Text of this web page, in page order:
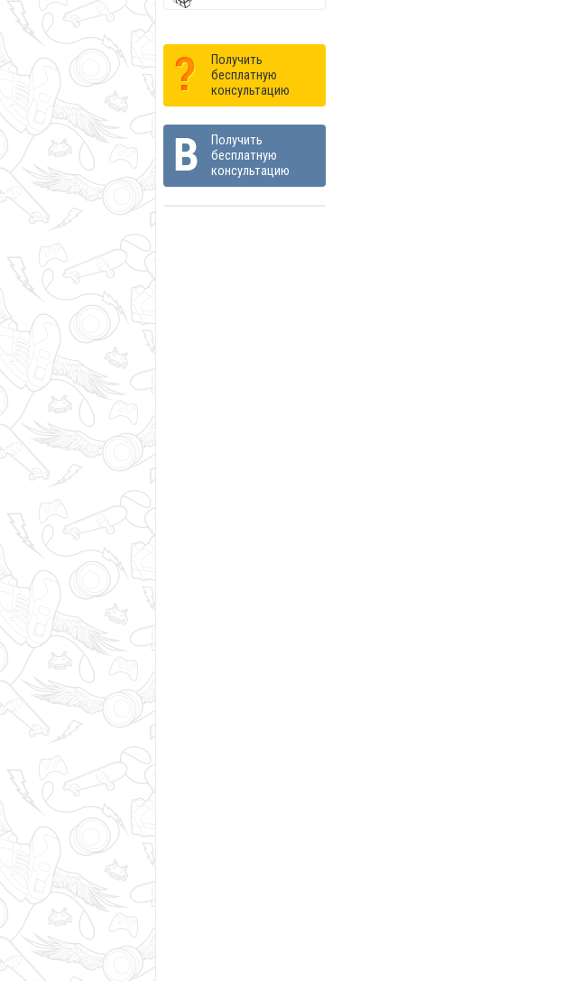
Получить
бесплатную
консультацию
Получить
бесплатную
консультацию